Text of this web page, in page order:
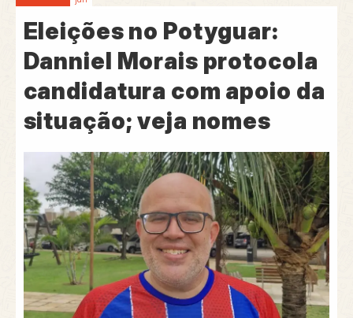
Eleições no Potyguar:
Danniel Morais protocola
candidatura com apoio da
situação; veja nomes